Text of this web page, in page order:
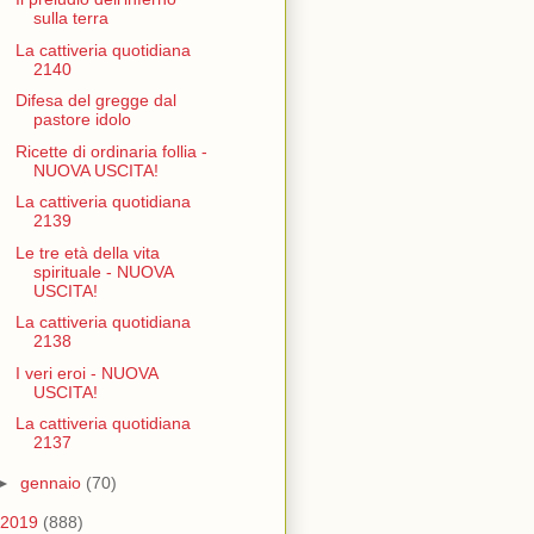
sulla terra
La cattiveria quotidiana
2140
Difesa del gregge dal
pastore idolo
Ricette di ordinaria follia -
NUOVA USCITA!
La cattiveria quotidiana
2139
Le tre età della vita
spirituale - NUOVA
USCITA!
La cattiveria quotidiana
2138
I veri eroi - NUOVA
USCITA!
La cattiveria quotidiana
2137
gennaio (70)
2019 (888)